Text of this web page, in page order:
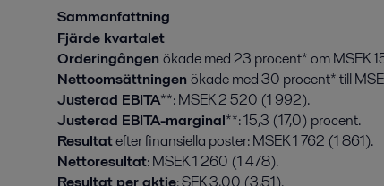
Sammanfattning
Fjärde kvartalet
Orderingången ökade med 23 procent* om MSEK
Nettoomsättningen ökade med 30 procent* till
Justerad EBITA**: MSEK 2 520 (1 992).
Justerad EBITA-marginal**: 15,3 (17,0) procent.
Resultatefter finansiella poster: MSEK 1 762 (1 861).
Nettoresultat: MSEK 1 260 (1 478).